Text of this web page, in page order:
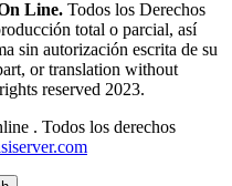
Line. Todos los Derechos
total o parcial, así
sin autorización escrita de su
or translation without
reserved 2023.
. Todos los derechos